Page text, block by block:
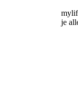
je